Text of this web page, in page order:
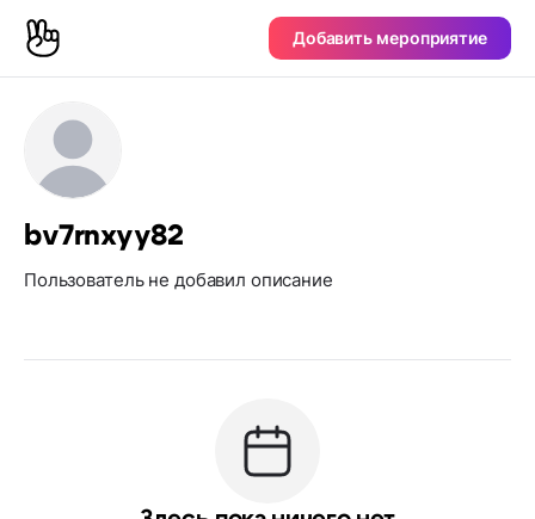
Добавить мероприятие
bv7rnxyy82
Пользователь не добавил описание